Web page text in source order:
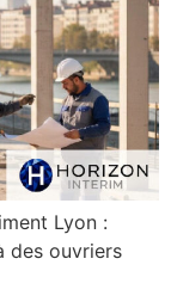
Lyon :
des ouvriers